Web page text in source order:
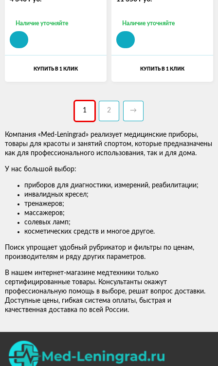
Наличие уточняйте
КУПИТЬ В 1 КЛИК
Наличие уточняйте
КУПИТЬ В 1 КЛИК
1 2 →
Компания «Med-Leningrad» реализует медицинские приборы,
товары для красоты и занятий спортом, которые предназначены
как для профессионального использования, так и для дома.
У нас большой выбор:
приборов для диагностики, измерений, реабилитации;
инвалидных кресел;
тренажеров;
массажеров;
солевых ламп;
косметических средств и многое другое.
Поиск упрощает удобный рубрикатор и фильтры по ценам,
производителям и ряду других параметров.
В нашем интернет-магазине медтехники только
сертифицированные товары. Консультанты окажут
профессиональную помощь в выборе, решат вопрос доставки.
Доступные цены, гибкая система оплаты, быстрая и
качественная доставка по всей России.